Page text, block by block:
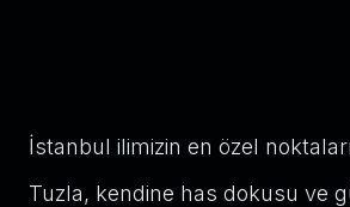
İstanbul ilimizin en özel
Tuzla, kendine has dokusu ve